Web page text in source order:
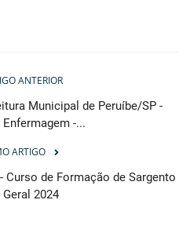
ANTERIOR
Municipal de Peruíbe/SP -
-...
ARTIGO
Curso de Formação de Sargento
Geral 2024